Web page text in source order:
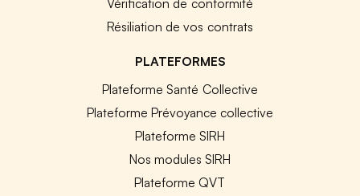
Résiliation de vos contrats
PLATEFORMES
Plateforme Santé Collective
Plateforme Prévoyance collective
Plateforme SIRH
Nos modules SIRH
Plateforme QVT